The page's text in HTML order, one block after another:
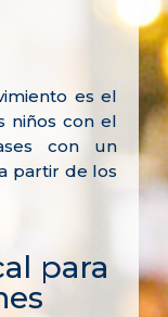
es el
niños con el
con un
partir de los
para